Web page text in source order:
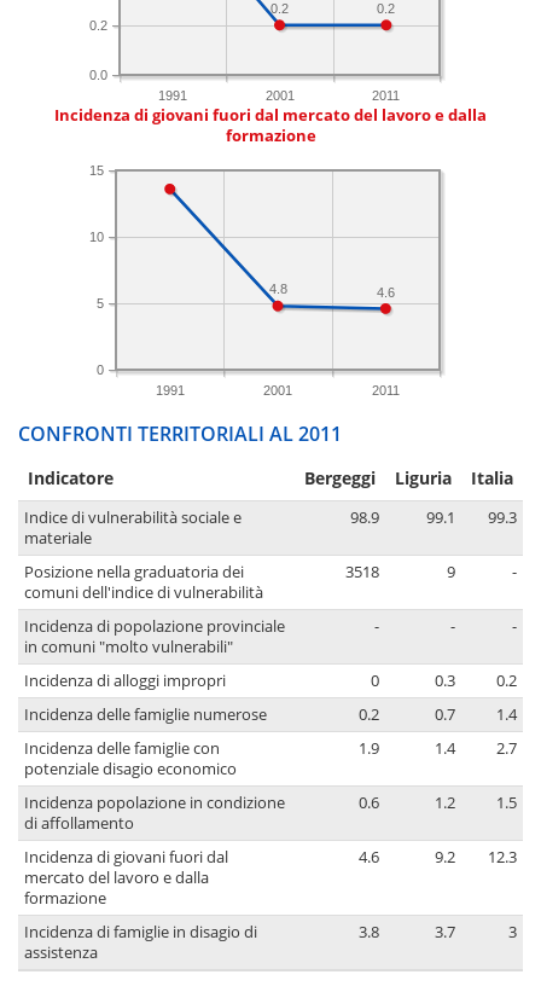
1991 2001 2011
0.0
0.2
0.2
0.2
Incidenza di giovani fuori dal mercato del lavoro e dalla
formazione
1991 2001 2011
0
5
10
15
4.6
4.8
CONFRONTI TERRITORIALI AL 2011
Indicatore Bergeggi Liguria Italia
Indice di vulnerabilità sociale e
materiale
98.9 99.1 99.3
Posizione nella graduatoria dei
comuni dell'indice di vulnerabilità
3518 9 -
Incidenza di popolazione provinciale
in comuni "molto vulnerabili"
- - -
Incidenza di alloggi impropri 0 0.3
0.2
Incidenza delle famiglie numerose
0.2 0.7
1.4
Incidenza delle famiglie con
potenziale disagio economico
1.9 1.4 2.7
Incidenza popolazione in condizione
di affollamento
0.6 1.2 1.5
Incidenza di giovani fuori dal
mercato del lavoro e dalla
formazione
4.6 9.2 12.3
Incidenza di famiglie in disagio di
assistenza
3.8 3.7 3